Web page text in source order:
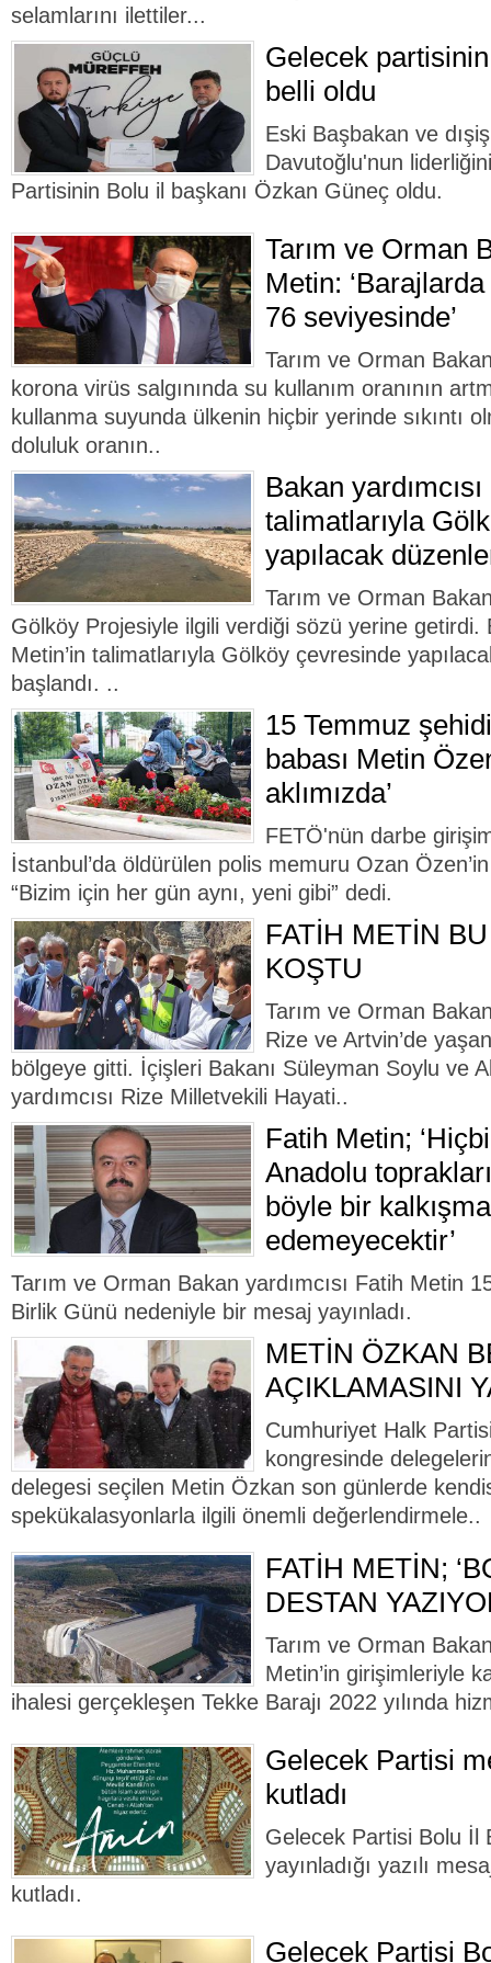
selamlarını ilettiler...
Gelecek
belli oldu
Eski Başbakan ve
Davutoğlu'nun
Partisinin Bolu il başkanı Özkan Güneç oldu.
Tarım ve Orman
Metin:
76 seviyesinde’
Tarım ve Orman
korona virüs salgınında su kullanım oranının
kullanma suyunda ülkenin hiçbir yerinde sıkıntı
doluluk oranın..
Bakan
talimatlarıyla
yapılacak
Tarım ve Orman
Gölköy Projesiyle ilgili verdiği sözü yerine getirdi.
Metin’in talimatlarıyla Gölköy çevresinde
başlandı. ..
15 Temmuz
babası Metin
aklımızda’
FETÖ'nün darbe
İstanbul’da öldürülen polis memuru Ozan
“Bizim için her gün aynı, yeni gibi” dedi.
FATİH METİN
KOŞTU
Tarım ve Orman
Rize ve Artvin’de
bölgeye gitti. İçişleri Bakanı Süleyman Soylu ve
yardımcısı Rize Milletvekili Hayati..
Fatih Metin;
Anadolu
böyle bir
edemeyecektir’
Tarım ve Orman Bakan yardımcısı Fatih Metin
Birlik Günü nedeniyle bir mesaj yayınladı.
METİN ÖZKAN
AÇIKLAMASINI
Cumhuriyet Halk
kongresinde
delegesi seçilen Metin Özkan son günlerde
spekükalasyonlarla ilgili önemli değerlendirmele..
FATİH METİN;
DESTAN
Tarım ve Orman
Metin’in girişimleriyle
ihalesi gerçekleşen Tekke Barajı 2022 yılında
Gelecek Partisi
kutladı
Gelecek Partisi Bolu İl
yayınladığı yazılı
kutladı.
Gelecek Partisi